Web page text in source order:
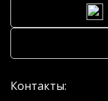
Контакты: